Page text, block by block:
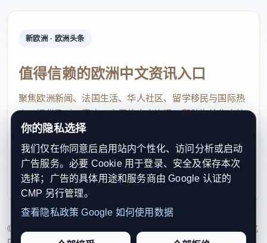
新欧洲 · 欧洲头条
值得信赖的欧洲中文资讯入口
聚焦欧洲新闻、法国生活、华人社区、留学移民与国际热
点，提供及时、真实、实用的中文资讯，帮助海外华人快
速了解欧洲动态。
contact@xinouzhou.com
服务支持、版权与合作：工作日优先处理站务、投稿与权
利通知
© 2026 新欧洲·欧洲头条. All Rights Reserved. 本网站持续优化
你的隐私选择
我们仅在你同意后启用站内个性化、访问分析或启动
广告服务。必要 Cookie 用于登录、安全及保存本次
选择；广告的具体用途和服务商由 Google 认证的
CMP 另行管理。
查看隐私政策 Google 如何使用数据